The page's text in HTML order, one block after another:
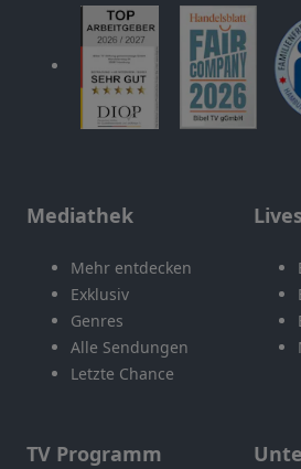
Mediathek
Mehr entdecken
Exklusiv
Genres
Alle Sendungen
Letzte Chance
TV Programm